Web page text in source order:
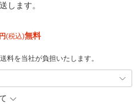
します。
円(税込)無料
料を当社が負担いたします。